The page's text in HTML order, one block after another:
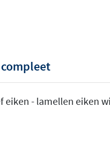
eiken - lamellen eiken